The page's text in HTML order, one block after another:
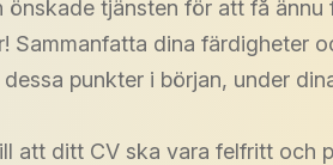
tjänsten för att få ännu
dina färdigheter
punkter i början, under
att ditt CV ska vara felfritt och